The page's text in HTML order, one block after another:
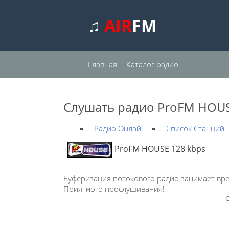
♫ AIRFM
Главная Каталог радио
Слушать радио ProFM
Радио Онлайн Список Станций
ProFM HOUSE 128 kbps
Буферизация потокового радио занимает
Приятного прослушивания!